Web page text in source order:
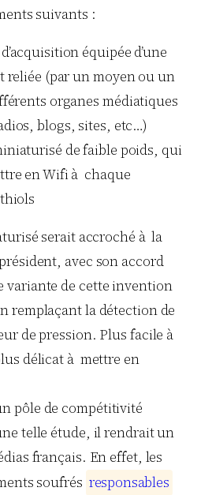
suivants :
équipée d’une
reliée (par un moyen ou un
organes médiatiques
blogs, sites, etc…)
de faible poids, qui
en Wifi à chaque
serait accroché à la
avec son accord
variante de cette invention
remplaçant la détection de
de pression. Plus facile à
délicat à mettre en
pôle de compétitivité
telle étude, il rendrait un
français. En effet, les
soufrés responsables